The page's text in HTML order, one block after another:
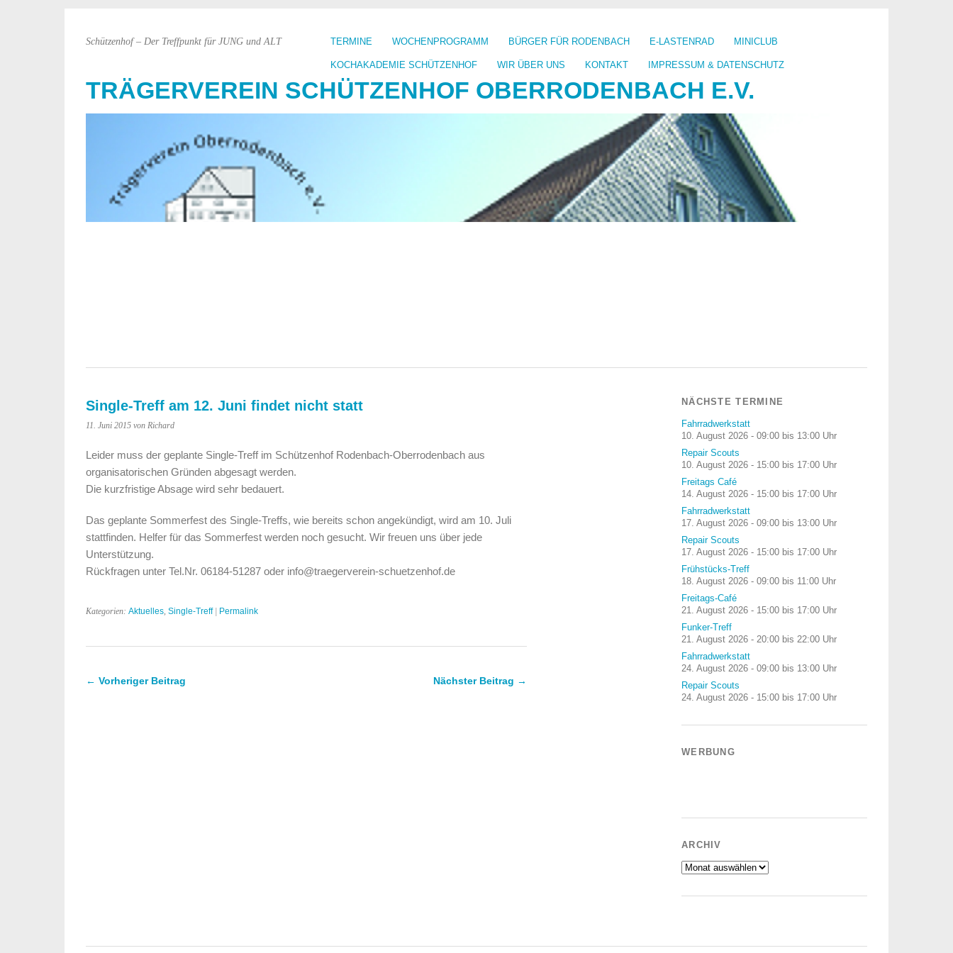
TERMINE WOCHENPROGRAMM BÜRGER FÜR RODENBACH E-LASTENRAD MINICLUB
KOCHAKADEMIE SCHÜTZENHOF WIR ÜBER UNS KONTAKT IMPRESSUM & DATENSCHUTZ
TRÄGERVEREIN SCHÜTZENHOF OBERRODENBACH E.V.
Schützenhof – Der Treffpunkt für JUNG und ALT
Single-Treff am 12. Juni findet nicht statt
11. Juni 2015 von Richard
Leider muss der geplante Single-Treff im Schützenhof Rodenbach-Oberrodenbach aus
organisatorischen Gründen abgesagt werden.
Die kurzfristige Absage wird sehr bedauert.
Das geplante Sommerfest des Single-Treffs, wie bereits schon angekündigt, wird am 10. Juli
stattfinden. Helfer für das Sommerfest werden noch gesucht. Wir freuen uns über jede
Unterstützung.
Rückfragen unter Tel.Nr. 06184-51287 oder info@traegerverein-schuetzenhof.de
Kategorien: Aktuelles, Single-Treff| Permalink
← Vorheriger Beitrag Nächster Beitrag →
NÄCHSTE TERMINE
Fahrradwerkstatt
10. August 2026 - 09:00 bis 13:00 Uhr
Repair Scouts
10. August 2026 - 15:00 bis 17:00 Uhr
Freitags Café
14. August 2026 - 15:00 bis 17:00 Uhr
Fahrradwerkstatt
17. August 2026 - 09:00 bis 13:00 Uhr
Repair Scouts
17. August 2026 - 15:00 bis 17:00 Uhr
Frühstücks-Treff
18. August 2026 - 09:00 bis 11:00 Uhr
Freitags-Café
21. August 2026 - 15:00 bis 17:00 Uhr
Funker-Treff
21. August 2026 - 20:00 bis 22:00 Uhr
Fahrradwerkstatt
24. August 2026 - 09:00 bis 13:00 Uhr
Repair Scouts
24. August 2026 - 15:00 bis 17:00 Uhr
WERBUNG
ARCHIV
Archiv